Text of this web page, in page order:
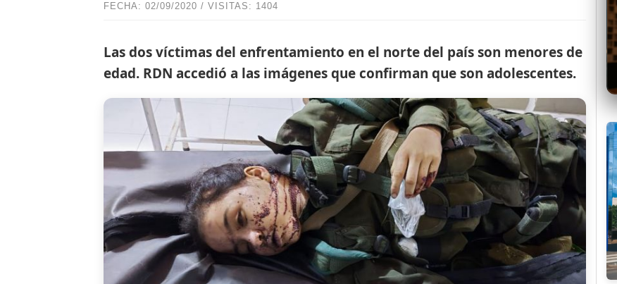
FECHA: 02/09/2020 / VISITAS: 1404
Las dos víctimas del enfrentamiento en el norte del país son menores de
edad. RDN accedió a las imágenes que confirman que son adolescentes.